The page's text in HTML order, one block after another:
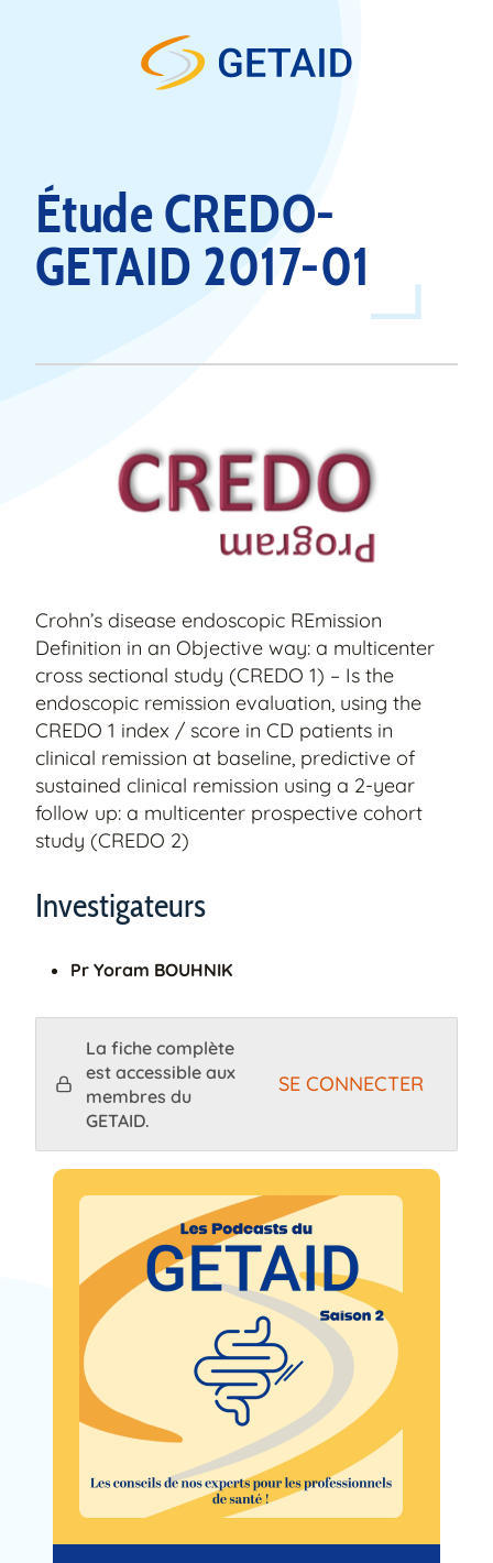
Étude CREDO-
GETAID 2017-01
Crohn’s disease endoscopic REmission
Definition in an Objective way: a multicenter
cross sectional study (CREDO 1) – Is the
endoscopic remission evaluation, using the
CREDO 1 index / score in CD patients in
clinical remission at baseline, predictive of
sustained clinical remission using a 2-year
follow up: a multicenter prospective cohort
study (CREDO 2)
Investigateurs
Pr Yoram BOUHNIK
La fiche complète
est accessible aux
membres du
GETAID.
SE CONNECTER